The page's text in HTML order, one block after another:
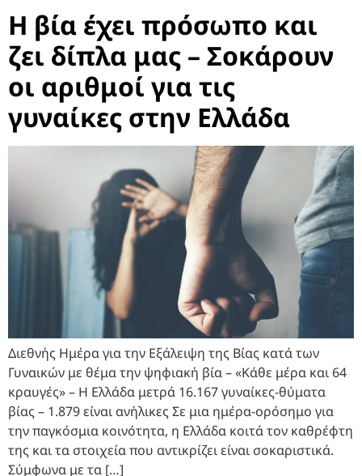
Η βία έχει πρόσωπο και
ζει δίπλα μας – Σοκάρουν
οι αριθμοί για τις
γυναίκες στην Ελλάδα
Διεθνής Ημέρα για την Εξάλειψη της Βίας κατά των
Γυναικών με θέμα την ψηφιακή βία – «Κάθε μέρα και 64
κραυγές» – Η Ελλάδα μετρά 16.167 γυναίκες-θύματα
βίας – 1.879 είναι ανήλικες Σε μια ημέρα-ορόσημο για
την παγκόσμια κοινότητα, η Ελλάδα κοιτά τον καθρέφτη
της και τα στοιχεία που αντικρίζει είναι σοκαριστικά.
Σύμφωνα με τα […]